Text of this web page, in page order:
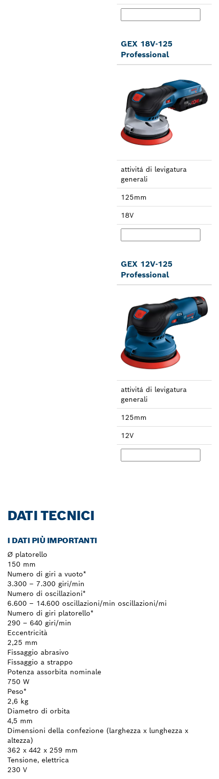
GEX 18V-125
Professional
attivitá di leviga­tura
generali
125mm
18V
GEX 12V-125
Professional
attivitá di leviga­tura
generali
125mm
12V
DATI TECNICI
I DATI PIÙ IMPORTANTI
Ø platorello
150 mm
Numero di giri a vuoto*
3.300 – 7.300 giri/min
Numero di oscillazioni*
6.600 – 14.600 oscillazioni/min oscillazioni/mi
Numero di giri platorello*
290 – 640 giri/min
Eccentricità
2,25 mm
Fissaggio abrasivo
Fissaggio a strappo
Potenza assorbita nominale
750 W
Peso*
2,6 kg
Diametro di orbita
4,5 mm
Dimensioni della confezione (larghezza x lunghezza x
altezza)
362 x 442 x 259 mm
Tensione, elettrica
230 V